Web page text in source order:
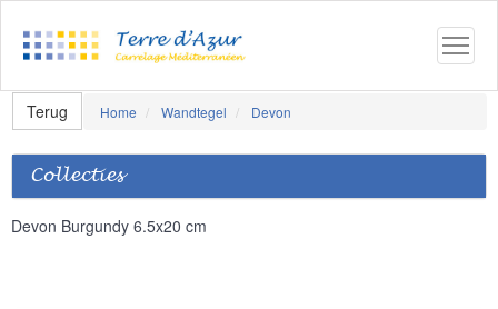
Terug Home Wandtegel Devon
Collecties
Devon Burgundy 6.5x20 cm